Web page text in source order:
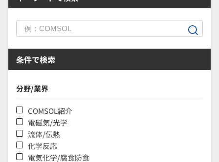
条件で検索
分野/業界
COMSOL紹介
電磁気/光学
流体/伝熱
化学反応
電気化学/腐食防食